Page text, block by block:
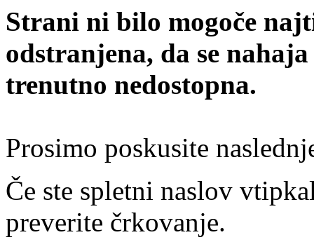
Strani ni bilo mogoče
odstranjena, da se
trenutno nedostopna.
Prosimo poskusite
Če ste spletni naslov
preverite črkovanje.